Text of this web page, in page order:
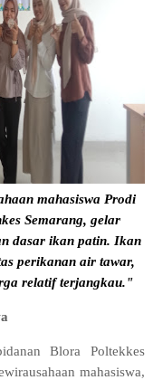
mahasiswa Prodi
Semarang, gelar
dasar ikan patin. Ikan
perikanan air tawar,
relatif terjangkau."
Blora Poltekkes
mahasiswa,